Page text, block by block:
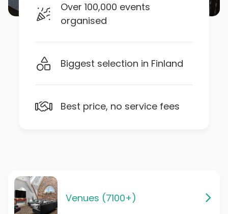
Over 100,000 events
organised
Biggest selection in Finland
Best price, no service fees
Venues (7100+)